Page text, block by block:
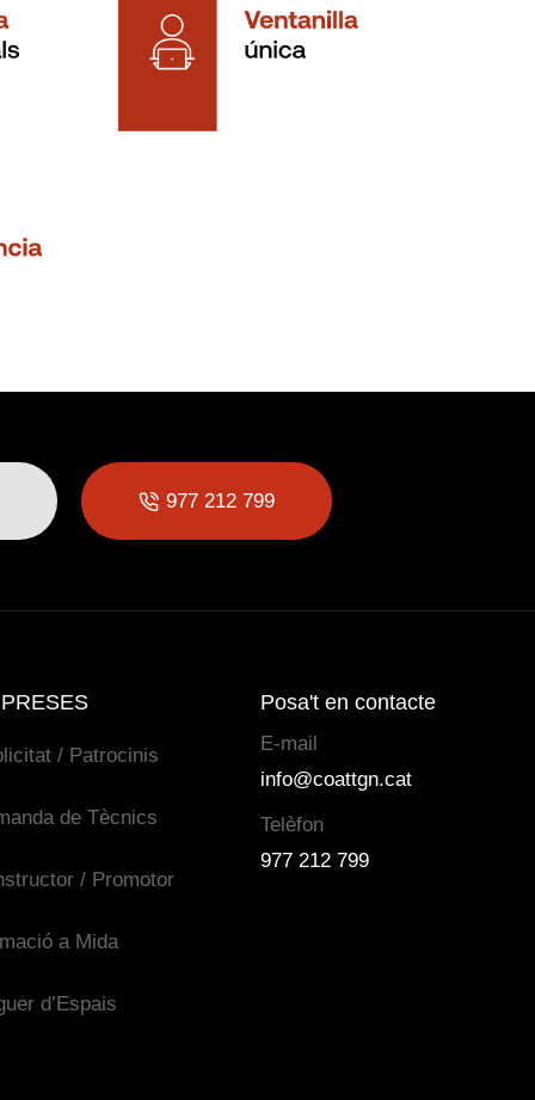
977 212 799
/ Patrocinis
de Tècnics
/ Promotor
a Mida
d’Espais
Posa't en contacte
E-mail
info@coattgn.cat
Telèfon
977 212 799